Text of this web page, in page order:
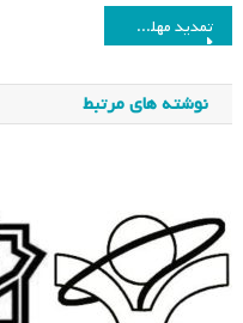
راهبری
نوشته
تمدید مهلت ارسال مقاله به بیستمین همایش ملی و سالانه انجمن
نوشته های مرتبط